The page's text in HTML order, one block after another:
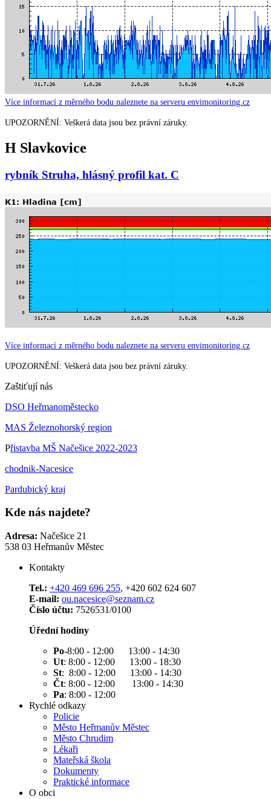
Více informací z měrného bodu naleznete na serveru envimonitoring.cz
UPOZORNĚNÍ: Veškerá data jsou bez právní záruky.
H Slavkovice
rybník Struha, hlásný profil kat. C
Více informací z měrného bodu naleznete na serveru envimonitoring.cz
UPOZORNĚNÍ: Veškerá data jsou bez právní záruky.
Zaštiťují nás
DSO Heřmanoměstecko
MAS Železnohorský region
Přistavba MŠ Načešice 2022-2023
chodnik-Nacesice
Pardubický kraj
Kde nás najdete?
Adresa: Načešice 21
538 03 Heřmanův Městec
Kontakty
Tel.: +420 469 696 255, +420 602 624 607
E-mail: ou.nacesice@seznam.cz
Číslo účtu: 7526531/0100
Úřední hodiny
Po-8:00 - 12:00 13:00 - 14:30
Ut: 8:00 - 12:00 13:00 - 18:30
St: 8:00 - 12:00 13:00 - 14:30
Čt: 8:00 - 12:00 13:00 - 14:30
Pa: 8:00 - 12:00
Rychlé odkazy
Policie
Město Heřmanův Městec
Město Chrudim
Lékaři
Mateřská škola
Dokumenty
Praktické informace
O obci